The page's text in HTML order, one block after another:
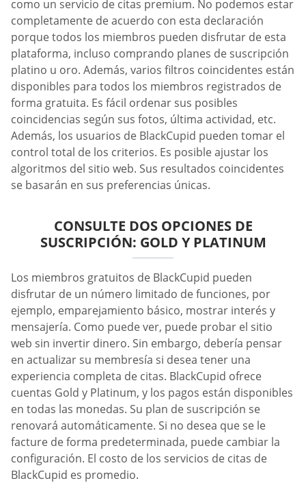
como un servicio de citas premium. No podemos estar
completamente de acuerdo con esta declaración
porque todos los miembros pueden disfrutar de esta
plataforma, incluso comprando planes de suscripción
platino u oro. Además, varios filtros coincidentes están
disponibles para todos los miembros registrados de
forma gratuita. Es fácil ordenar sus posibles
coincidencias según sus fotos, última actividad, etc.
Además, los usuarios de BlackCupid pueden tomar el
control total de los criterios. Es posible ajustar los
algoritmos del sitio web. Sus resultados coincidentes
se basarán en sus preferencias únicas.
CONSULTE DOS OPCIONES DE
SUSCRIPCIÓN: GOLD Y PLATINUM
Los miembros gratuitos de BlackCupid pueden
disfrutar de un número limitado de funciones, por
ejemplo, emparejamiento básico, mostrar interés y
mensajería. Como puede ver, puede probar el sitio
web sin invertir dinero. Sin embargo, debería pensar
en actualizar su membresía si desea tener una
experiencia completa de citas. BlackCupid ofrece
cuentas Gold y Platinum, y los pagos están disponibles
en todas las monedas. Su plan de suscripción se
renovará automáticamente. Si no desea que se le
facture de forma predeterminada, puede cambiar la
configuración. El costo de los servicios de citas de
BlackCupid es promedio.